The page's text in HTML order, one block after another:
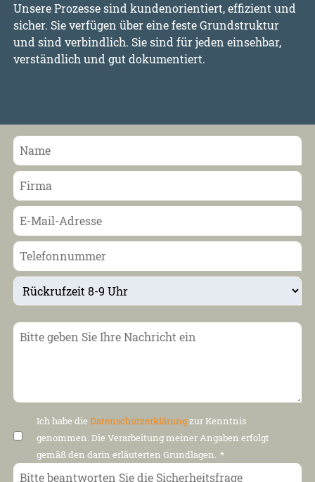
Unsere Prozesse sind kundenorientiert, effizient und
sicher. Sie verfügen über eine feste Grundstruktur
und sind verbindlich. Sie sind für jeden einsehbar,
verständlich und gut dokumentiert.
Ich habe dieDatenschutzerklärungzur Kenntnis
genommen. Die Verarbeitung meiner Angaben erfolgt
gemäß den darin erläuterten Grundlagen. *